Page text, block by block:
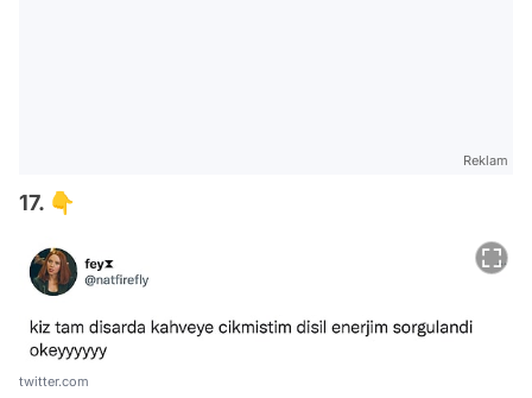
Reklam
17. 👇
twitter.com